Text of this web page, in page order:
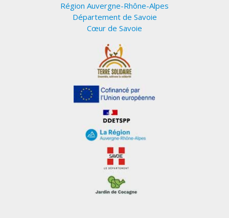
Région Auvergne-Rhône-Alpes
Département de Savoie
Cœur de Savoie